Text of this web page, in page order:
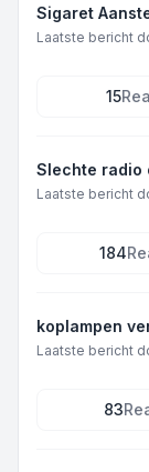
Sigaret
Laatste bericht
15
Slechte radio
Laatste bericht
184
koplampen
Laatste bericht
83